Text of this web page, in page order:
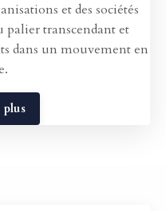
et des sociétés
palier transcendant et
dans un mouvement en
plus